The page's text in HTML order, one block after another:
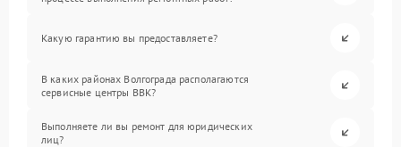
Какую гарантию вы предоставляете?
В каких районах Волгограда располагаются
сервисные центры BBK?
Выполняете ли вы ремонт для юридических
лиц?